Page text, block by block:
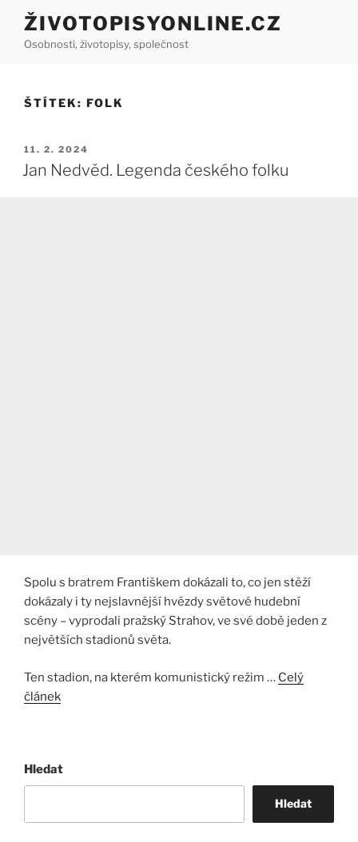
Přejít
obsahu
ŽIVOTOPISYONLINE.CZ
Osobnosti, životopisy, společnost
ŠTÍTEK: FOLK
PUBLIKOVÁNO
11. 2. 2024
Jan Nedvěd. Legenda českého folku
Spolu s bratrem Františkem dokázali to, co jen stěží
dokázaly i ty nejslavnější hvězdy světové hudební
scény – vyprodali pražský Strahov, ve své době jeden z
největších stadionů světa.
Ten stadion, na kterém komunistický režim … Celý
článek
Hledat
Hledat